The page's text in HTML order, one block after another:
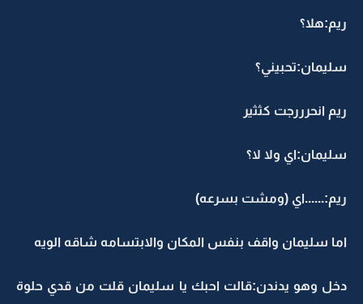
ريم:هلا؟
سليمان:تحبيني؟
ريم انحرررجت كثثير
سليمان:اي ولا لا؟
ريم:......اي (ومشت بسرعه)
اما سليمان واقف بنفس المكان والابتسامه شاقه الويه
دخل وهو يدندن:قالت احبك يا سليمان قلت من قدي حلوة